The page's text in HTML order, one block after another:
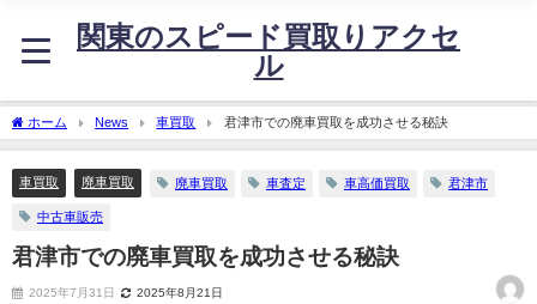
関東のスピード買取りアクセ
ル
ホーム News 車買取 君津市での廃車買取を成功させる秘訣
車買取 廃車買取 廃車買取 車査定 車高価買取 君津市
中古車販売
君津市での廃車買取を成功させる秘訣
2025年7月31日 2025年8月21日